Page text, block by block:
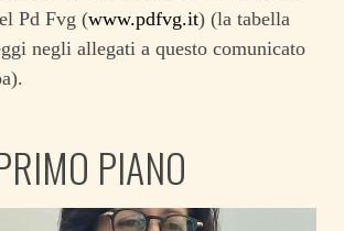
Pd Fvg (www.pdfvg.it) (la tabella
negli allegati a questo comunicato
PIANO